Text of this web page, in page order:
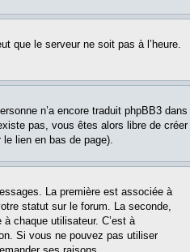
que le serveur ne soit pas à l’heure.
n’a encore traduit phpBB3 dans
pas, vous êtes alors libre de créer
lien en bas de page).
La première est associée à
statut sur le forum. La seconde,
chaque utilisateur. C’est à
Si vous ne pouvez pas utiliser